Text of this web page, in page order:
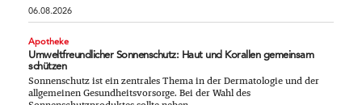
06.08.2026
Apotheke
Umweltfreundlicher Sonnenschutz: Haut und Korallen gemeinsam
schützen
Sonnenschutz ist ein zentrales Thema in der Dermatologie und der
allgemeinen Gesundheitsvorsorge. Bei der Wahl des